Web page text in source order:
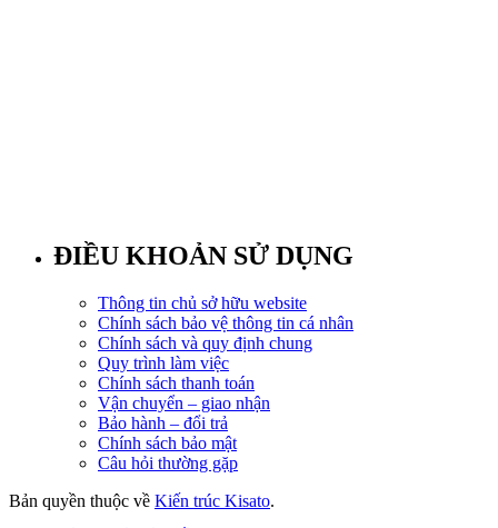
ĐIỀU KHOẢN SỬ DỤNG
Thông tin chủ sở hữu website
Chính sách bảo vệ thông tin cá nhân
Chính sách và quy định chung
Quy trình làm việc
Chính sách thanh toán
Vận chuyển – giao nhận
Bảo hành – đổi trả
Chính sách bảo mật
Câu hỏi thường gặp
Bản quyền thuộc về Kiến trúc Kisato.